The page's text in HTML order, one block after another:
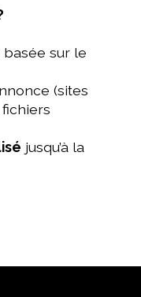
basée sur le
(sites
jusqu’à la